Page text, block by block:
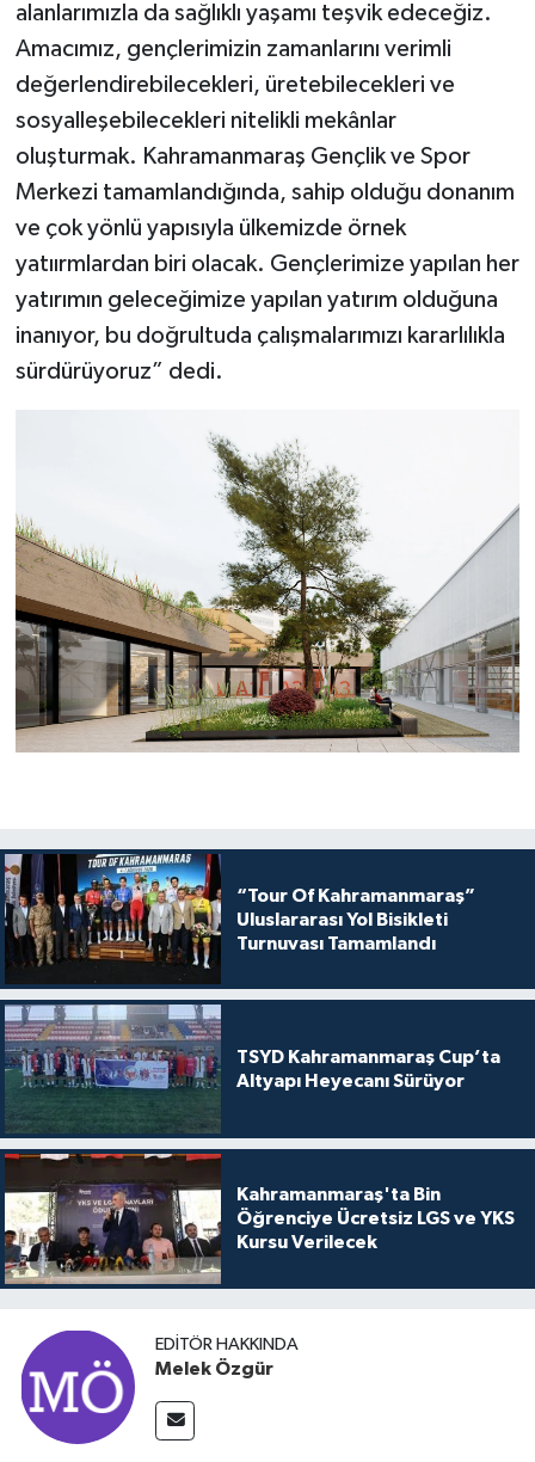
alanlarımızla da sağlıklı yaşamı teşvik edeceğiz.
Amacımız, gençlerimizin zamanlarını verimli
değerlendirebilecekleri, üretebilecekleri ve
sosyalleşebilecekleri nitelikli mekânlar
oluşturmak. Kahramanmaraş Gençlik ve Spor
Merkezi tamamlandığında, sahip olduğu donanım
ve çok yönlü yapısıyla ülkemizde örnek
yatıırmlardan biri olacak. Gençlerimize yapılan her
yatırımın geleceğimize yapılan yatırım olduğuna
inanıyor, bu doğrultuda çalışmalarımızı kararlılıkla
sürdürüyoruz” dedi.
“Tour Of Kahramanmaraş”
Uluslararası Yol Bisikleti
Turnuvası Tamamlandı
TSYD Kahramanmaraş Cup’ta
Altyapı Heyecanı Sürüyor
Kahramanmaraş'ta Bin
Öğrenciye Ücretsiz LGS ve YKS
Kursu Verilecek
EDITÖR HAKKINDA
Melek Özgür